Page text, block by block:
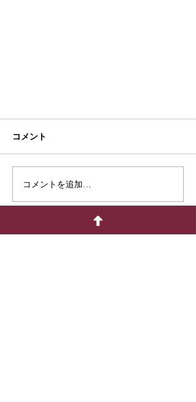
法人様向けサービスを拡充しまし
コメント
コメントを追加…